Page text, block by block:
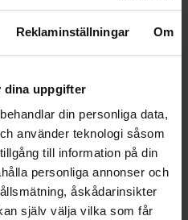
Reklaminställningar Om
dina uppgifter
behandlar din personliga data,
använder teknologi såsom
till information på din
personliga annonser och
åskådarinsikter
själv välja vilka som får